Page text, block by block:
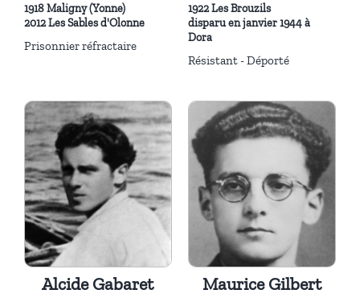
1918 Maligny (Yonne)
2012 Les Sables d'Olonne
Prisonnier réfractaire
1922 Les Brouzils
disparu en janvier 1944 à
Dora
Résistant - Déporté
Alcide Gabaret Maurice Gilbert